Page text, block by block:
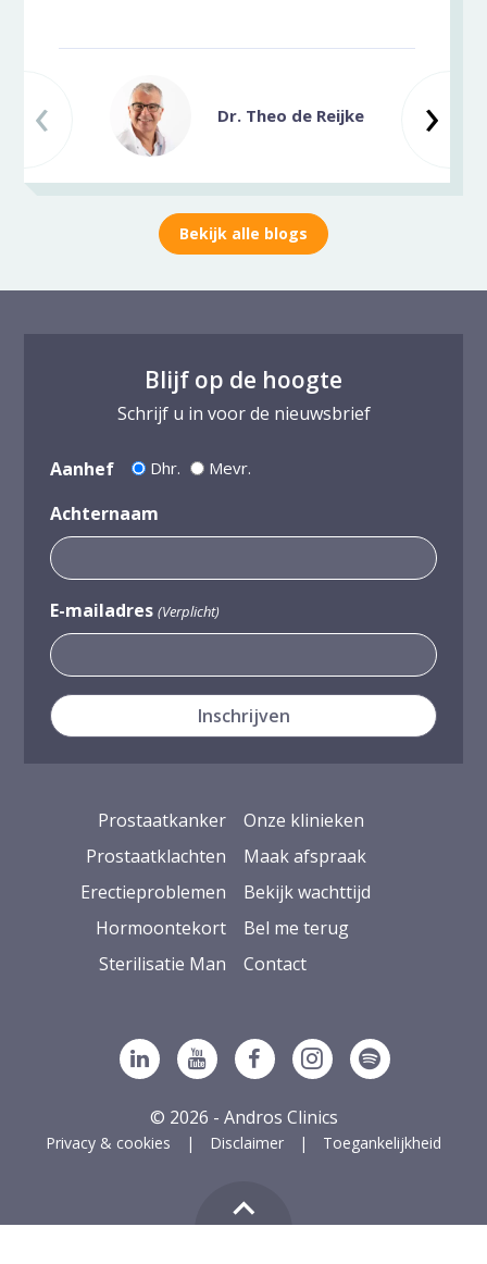
Vorige slide
‹ ›
Dr. Theo de Reijke
Bekijk alle blogs
Blijf op de hoogte
Schrijf u in voor de nieuwsbrief
Aanhef Dhr. Mevr.
Achternaam
E-mailadres (Verplicht)
Prostaatkanker
Prostaatklachten
Erectieproblemen
Hormoontekort
Sterilisatie Man
Onze klinieken
Maak afspraak
Bekijk wachttijd
Bel me terug
Contact
Volg ons op Linkedin
Volg ons op YouTube
Volg ons op Facebook
Volg ons op
Volg ons
© 2026 - Andros Clinics
Privacy & cookies Disclaimer Toegankelijkheid